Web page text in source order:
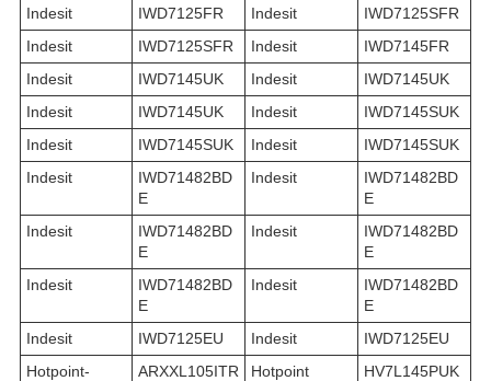
Indesit IWD7125FR Indesit
IWD7125SFR
Indesit
IWD7125SFR Indesit
IWD7145FR
Indesit
IWD7145UK Indesit
IWD7145UK
Indesit
IWD7145UK Indesit
IWD7145SUK
Indesit
IWD7145SUK Indesit
IWD7145SUK
Indesit
IWD71482BD
E
Indesit
IWD71482BD
E
Indesit
IWD71482BD
E
Indesit
IWD71482BD
E
Indesit
IWD71482BD
E
Indesit
IWD71482BD
E
Indesit
IWD7125EU Indesit
IWD7125EU
Hotpoint-
ARXXL105ITR Hotpoint HV7L145PUK